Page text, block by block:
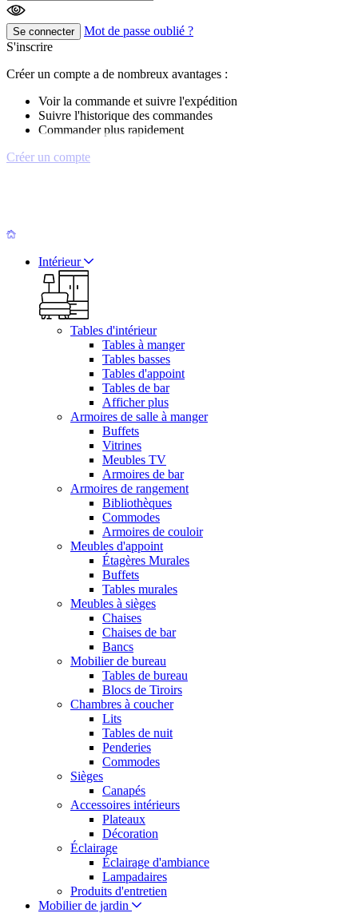
Se connecter
Mot de passe oublié ?
S'inscrire
Créer un compte a de nombreux avantages :
Voir la commande et suivre l'expédition
Suivre l'historique des commandes
Commander plus rapidement
Créer un compte
Intérieur
Tables d'intérieur
Tables à manger
Tables basses
Tables d'appoint
Tables de bar
Afficher plus
Armoires de salle à manger
Buffets
Vitrines
Meubles TV
Armoires de bar
Armoires de rangement
Bibliothèques
Commodes
Armoires de couloir
Meubles d'appoint
Étagères Murales
Buffets
Tables murales
Meubles à sièges
Chaises
Chaises de bar
Bancs
Mobilier de bureau
Tables de bureau
Blocs de Tiroirs
Chambres à coucher
Lits
Tables de nuit
Penderies
Commodes
Sièges
Canapés
Accessoires intérieurs
Plateaux
Décoration
Éclairage
Éclairage d'ambiance
Lampadaires
Produits d'entretien
Mobilier de jardin